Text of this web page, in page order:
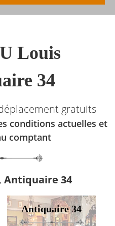
Louis
34
gratuits
conditions actuelles et
comptant
Antiquaire 34
Antiquaire 34